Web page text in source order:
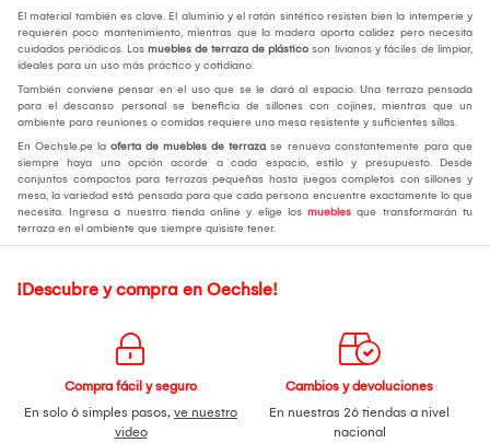
El material también es clave. El aluminio y el ratán sintético resisten bien la intemperie y
requieren poco mantenimiento, mientras que la madera aporta calidez pero necesita
cuidados periódicos. Los muebles de terraza de plástico son livianos y fáciles de limpiar,
ideales para un uso más práctico y cotidiano.
También conviene pensar en el uso que se le dará al espacio. Una terraza pensada
para el descanso personal se beneficia de sillones con cojines, mientras que un
ambiente para reuniones o comidas requiere una mesa resistente y suficientes sillas.
En Oechsle.pe la oferta de muebles de terraza se renueva constantemente para que
siempre haya una opción acorde a cada espacio, estilo y presupuesto. Desde
conjuntos compactos para terrazas pequeñas hasta juegos completos con sillones y
mesa, la variedad está pensada para que cada persona encuentre exactamente lo que
necesita. Ingresa a nuestra tienda online y elige los muebles que transformarán tu
terraza en el ambiente que siempre quisiste tener.
¡Descubre y compra en Oechsle!
Compra fácil y seguro
En solo 6 simples pasos, ve nuestro
video
Cambios y devoluciones
En nuestras 26 tiendas a nivel
nacional